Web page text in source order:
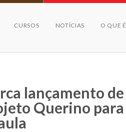
CURSOS NOTÍCIAS O QUE É
lançamento de
Querino para